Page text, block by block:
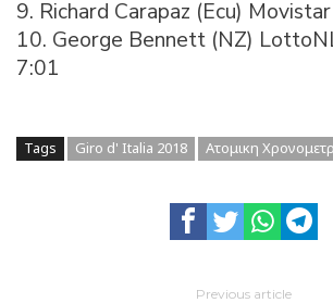
9. Richard Carapaz (Ecu)
10. George Bennett (NZ)
7:01
Tags Giro d' Italia 2018 Ατομικη
Previous article